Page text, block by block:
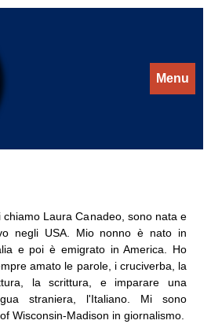
Menu
chiamo Laura Canadeo, sono nata e
negli USA. Mio nonno è nato in
e poi è emigrato in America. Ho
amato le parole, i cruciverba, la
la scrittura, e imparare una
straniera, l'Italiano. Mi sono
Wisconsin-Madison in giornalismo.